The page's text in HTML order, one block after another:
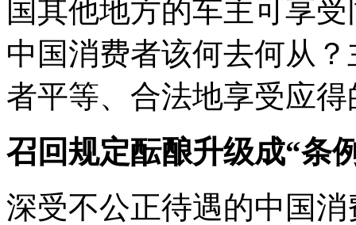
国其他地方的车主可享
中国消费者该何去何从
者平等、合法地享受应
召回规定酝酿升级成“条
深受不公正待遇的中国